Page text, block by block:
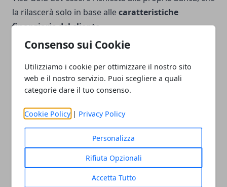
Consenso sui Cookie
Utilizziamo i cookie per ottimizzare il nostro sito
web e il nostro servizio. Puoi scegliere a quali
categorie dare il tuo consenso.
Cookie Policy | Privacy Policy
Personalizza
Rifiuta Opzionali
Accetta Tutto
la rilascerà solo in base allecaratteristiche
finanziarie del cliente.
Facebook
TwitterWhatsapp
Articolo Precedente
Rottamazione auto: tutto
quello che devi sapere
Articolo Successivo
Vademecum per richiedere
un prestito: tutti gli aspetti
da valutare e considerare